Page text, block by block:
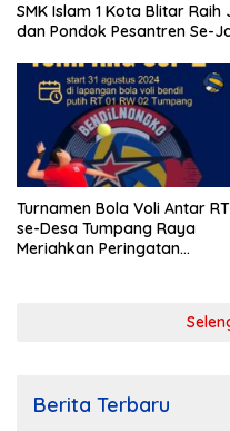
SMK Islam 1 Kota Blitar Raih
dan Pondok Pesantren Se-
Turnamen Bola Voli Antar RT
se-Desa Tumpang Raya
Meriahkan Peringatan
Berita Terbaru